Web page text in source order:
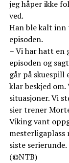
jeg håper ikke
ved.
Han ble kalt
episoden.
– Vi har hatt en
episoden og
går på
klar beskjed
situasjoner. Vi
sier trener
Viking vant
mesterligaplass
siste serierunde.
(©NTB)